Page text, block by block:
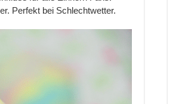
Perfekt bei Schlechtwetter.